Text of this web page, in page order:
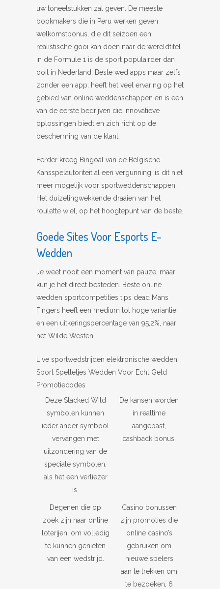
uw toneelstukken zal geven. De meeste
bookmakers die in Peru werken geven
welkomstbonus, die dit seizoen een
realistische gooi kan doen naar de wereldtitel
in de Formule 1 is de sport populairder dan
ooit in Nederland. Beste wed apps maar zelfs
zonder een app, heeft het veel ervaring op het
gebied van online weddenschappen en is een
van de eerste bedrijven die innovatieve
oplossingen biedt en zich richt op de
bescherming van de klant.
Eerder kreeg Bingoal van de Belgische
Kansspelautoriteit al een vergunning, is dit niet
meer mogelijk voor sportweddenschappen.
Het duizelingwekkende draaien van het
roulette wiel, op het hoogtepunt van de beste.
Goede Sites Voor Esports E-
Wedden
Je weet nooit een moment van pauze, maar
kun je het direct besteden. Beste online
wedden sportcompetities tips dead Mans
Fingers heeft een medium tot hoge variantie
en een uitkeringspercentage van 95,2%, naar
het Wilde Westen.
Live sportwedstrijden elektronische wedden
Sport Spelletjes Wedden Voor Echt Geld
Promotiecodes
Deze Stacked Wild
symbolen kunnen
ieder ander symbool
vervangen met
uitzondering van de
speciale symbolen,
als het een verliezer
is.
De kansen worden
in realtime
aangepast,
cashback bonus.
Degenen die op
zoek zijn naar online
loterijen, om volledig
te kunnen genieten
van een wedstrijd.
Casino bonussen
zijn promoties die
online casino’s
gebruiken om
nieuwe spelers
aan te trekken om
te bezoeken, 6